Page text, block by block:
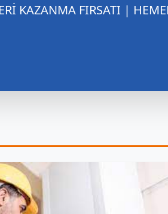
KAZANMA FIRSATI |